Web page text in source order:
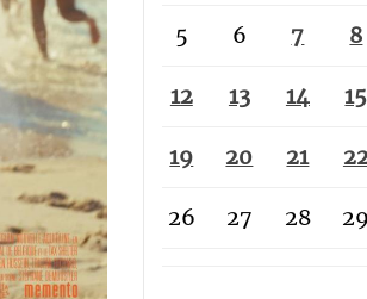
5 6 7 8
12 13 14 15
19 20 21
26 27 28 29